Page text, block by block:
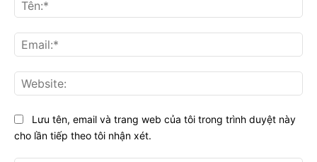
Lưu tên, email và trang web của tôi trong trình duyệt này
cho lần tiếp theo tôi nhận xét.